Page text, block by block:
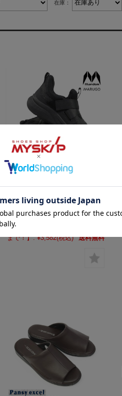
在庫：
【サマーセール】マンダム
メンズ 安全靴 フライアッ
プ 750 4E 幅広 丸五
MANDOM FLY UP 750
メーカー希望小売価格: ¥4,400(税込)
【会員SALE！8月11日23時59分
まで！】: ¥3,582(税込) 送料無料